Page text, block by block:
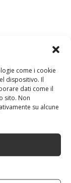
come i cookie
dispositivo. Il
dati come il
sito. Non
su alcune
le rughe con la
è